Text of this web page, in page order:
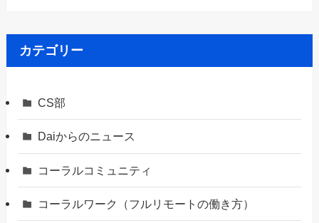
カテゴリー
CS部
Daiからのニュース
コーラルコミュニティ
コーラルワーク（フルリモートの働き方）